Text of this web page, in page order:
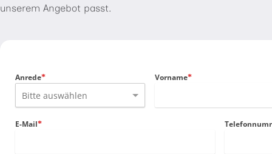
unserem Angebot passt.